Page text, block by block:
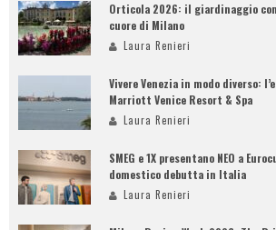
Orticola 2026: il giardinaggio
cuore di Milano
Laura Renieri
Vivere Venezia in modo diverso:
Marriott Venice Resort & Spa
Laura Renieri
SMEG e 1X presentano NEO a
domestico debutta in Italia
Laura Renieri